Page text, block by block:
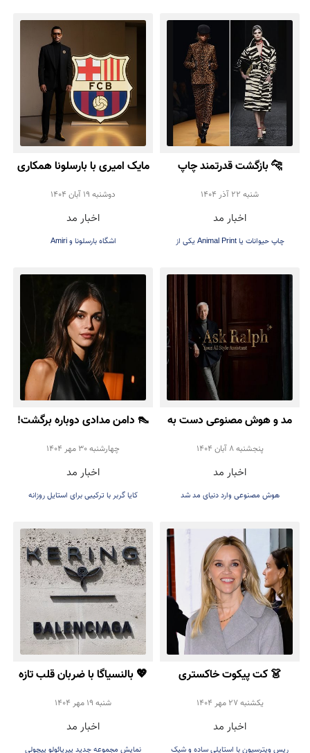
🐆 بازگشت قدرتمند چاپ
حیوانات؛ ترند جسور پاییز و
زمستان ۲۰۲۵
شنبه 22 آذر 1404
اخبار مد
چاپ حیوانات یا Animal Print یکی از
در این مطلب با نحوه استفاده، استایل‌کردن و
دلیل محبوبیت دوباره این ترند در دنیای مد
مایک امیری با بارسلونا همکاری
باشگاه فوتبال بارسلونا در
طراحی لباس‌های رسمی
دوشنبه 19 آبان 1404
اخبار مد
اشگاه بارسلونا و Amiri
مد و هوش مصنوعی دست به
دست هم دادند!
پنجشنبه 8 آبان 1404
اخبار مد
هوش مصنوعی وارد دنیای مد شد
👠 دامن مدادی دوباره برگشت!
تأیید رسمی Kaia Gerber
برای ترند پاییز ۲۰۲۵
چهارشنبه 30 مهر 1404
اخبار مد
کایا گربر با ترکیبی برای استایل روزانه
👗 کت پیکوت خاکستری
روشن؛ انتخاب شیک Reese
Witherspoon برای پاییز
يكشنبه 27 مهر 1404
اخبار مد
ریس ویترسپون با استایلی ساده و شیک
💖 بالنسیاگا با ضربان قلب تازه
بازمی‌گرددشنبه 19 مهر 1404
اخبار مد
نمایش مجموعه جدید پیرپائولو پیچولی